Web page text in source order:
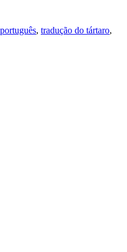
, tradução do tártaro,